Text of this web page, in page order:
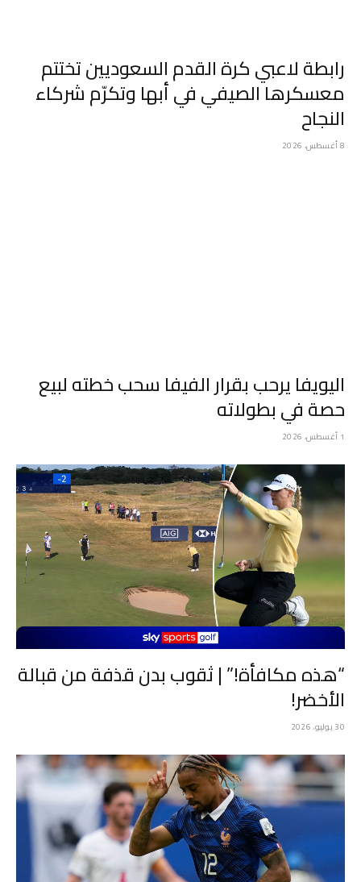
رابطة لاعبي كرة القدم السعوديين تختتم
معسكرها الصيفي في أبها وتكرّم شركاء
النجاح
8 أغسطس، 2026
اليويفا يرحب بقرار الفيفا سحب خطته لبيع
حصة في بطولاته
1 أغسطس، 2026
“هذه مكافأة!” | ثقوب بدن قذفة من قبالة
الأخضر!
30 يوليو، 2026